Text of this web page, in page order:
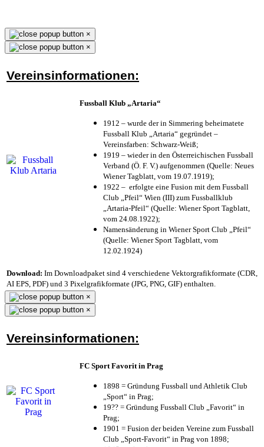
×
×
Vereinsinformationen:
Fussball Klub „Artaria“
1912 – wurde der in Simmering beheimatete
Fussball Klub „Artaria“ gegründet –
Vereinsfarben: Schwarz-Weiß;
1919 – wieder in den Österreichischen Fussball
Verband (Ö. F. V.) aufgenommen (Quelle: Neues
Wiener Tagblatt, vom 19.07.1919);
1922 – erfolgte eine Fusion mit dem Fussball
Club „Pfeil“ Wien (III) zum Fussballklub
„Artaria-Pfeil“ (Quelle: Wiener Sport Tagblatt,
vom 24.08.1922);
Namensänderung in Wiener Sport Club „Pfeil“
(Quelle: Wiener Sport Tagblatt, vom
12.02.1924)
Download: Im Downloadpaket sind 4 verschiedene Vektorgrafikformate (CDR,
AI EPS, PDF) und 3 Pixelgrafikformate (JPG, PNG, GIF) enthalten.
×
×
Vereinsinformationen:
FC Sport Favorit in Prag
1898 = Gründung Fussball und Athletik Club
„Sport“ in Prag;
19?? = Gründung Fussball Club „Favorit“ in
Prag;
1901 = Fusion der beiden Vereine zum Fussball
Club „Sport-Favorit“ in Prag von 1898;